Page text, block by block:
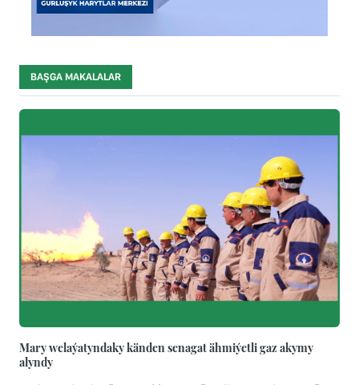
BAŞGA MAKALALAR
Mary welaýatyndaky känden senagat ähmiýetli gaz akymy
alyndy